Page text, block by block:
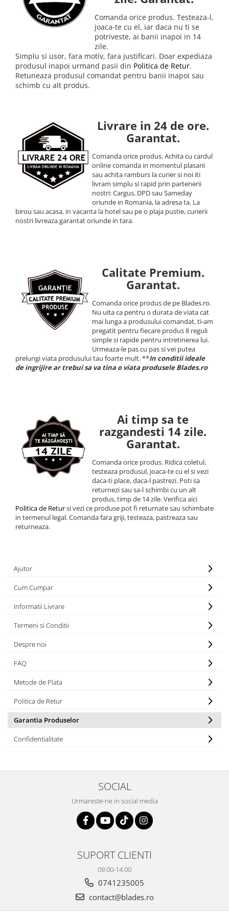
Comanda orice produs. Testeaza-l,
joaca-te cu el, iar daca nu ti se
potriveste, ai banii inapoi in 14
zile.
Simplu si usor, fara motiv, fara justificari. Doar expediaza
produsul inapoi urmand pasii din Politica de Retur.
Retuneaza produsul comandat pentru banii inapoi sau
schimb cu alt produs.
Livrare in 24 de ore.
Garantat.
Comanda orice produs. Achita cu cardul
online comanda in momentul plasarii
sau achita ramburs la curier si noi iti
livram simplu si rapid prin partenerii
nostri: Cargus, DPD sau Sameday
oriunde in Romania, la adresa ta. La
birou sau acasa, in vacanta la hotel sau pe o plaja pustie, curierii
nostri livreaza garantat oriunde in tara.
Calitate Premium.
Garantat.
Comanda orice produs de pe Blades.ro.
Nu uita ca pentru o durata de viata cat
mai lunga a produsului comandat, ti-am
pregatit pentru fiecare produs 8 reguli
simple si rapide pentru intretinerea lui.
Urmeaza-le pas cu pas si vei putea
prelungi viata produsului tau foarte mult. **In conditii ideale
de ingrijire ar trebui sa va tina o viata produsele Blades.ro
Ai timp sa te
razgandesti 14 zile.
Garantat.
Comanda orice produs. Ridica coletul,
testeaza produsul, joaca-te cu el si vezi
daca-ti place, daca-l pastrezi. Poti sa
returnezi sau sa-l schimbi cu un alt
produs, timp de 14 zile. Verifica aici
Politica de Retursi vezi ce produse pot fi returnate sau schimbate
in termenul legal. Comanda fara griji, testeaza, pastreaza sau
returneaza.
Ajutor
Cum Cumpar
Informatii Livrare
Termeni si Conditii
Despre noi
FAQ
Metode de Plata
Politica de Retur
Garantia Produselor
Confidentialitate
SOCIAL
Urmareste-ne in social media
SUPORT CLIENTI
09.00-14.00
0741235005
contact@blades.ro